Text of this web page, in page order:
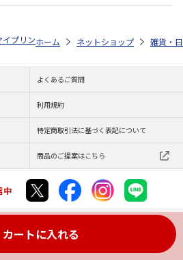
カートに入れる
イプリント シルエットプレート【シンガ
ホーム ネットショップ 雑貨・
よくあるご質問
利用規約
特定商取引法に基づく表記について
商品のご提案はこちら
中